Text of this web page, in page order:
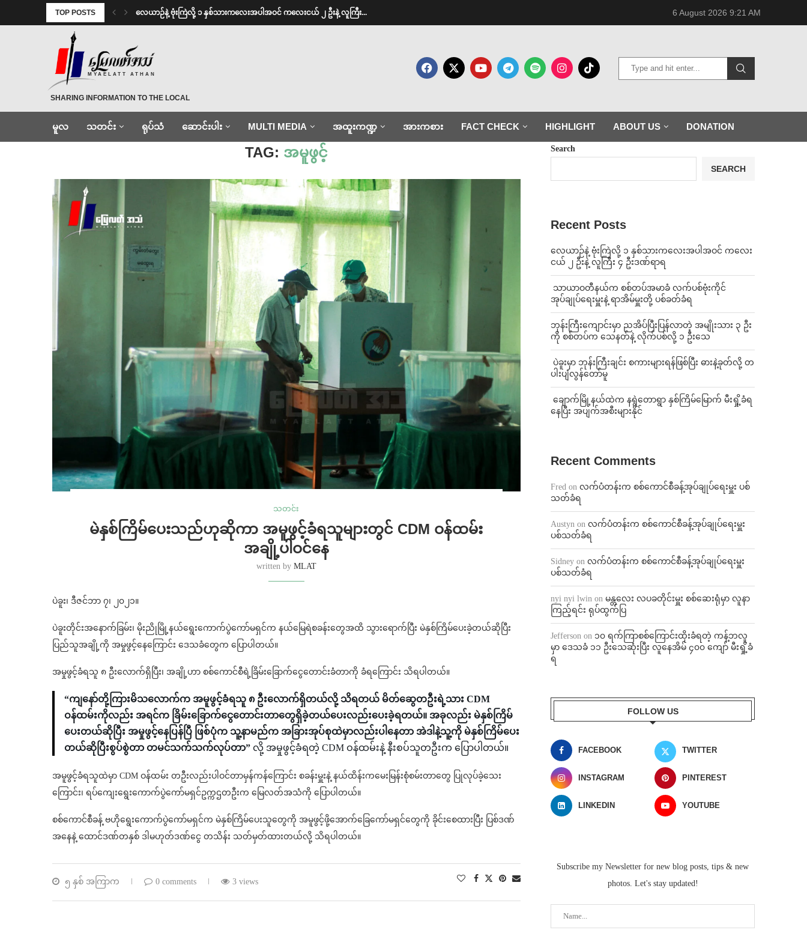
TOP POSTS ⁨လေယာဉ်နဲ့ ဗုံးကြဲလို့ ၁ နှစ်သားကလေးအပါအဝင် ကလေးငယ် ၂ ဦးနဲ့ လူကြီး... 6 August 2026 9:21 AM
MYAELATT ATHAN
SHARING INFORMATION TO THE LOCAL
မူလ သတင်း ရုပ်သံ ဆောင်းပါး MULTI MEDIA အထူးကဏ္ဍ အားကစား FACT CHECK HIGHLIGHT ABOUT US DONATION
Home အမူဖွင့်
TAG: အမူဖွင့်
သတင်း
မဲနှစ်ကြိမ်ပေးသည်ဟုဆိုကာ အမူဖွင့်ခံရသူများတွင် CDM ဝန်ထမ်း
အချို့ပါဝင်နေ
written by MLAT
ပဲခူး၊ ဒီဇင်ဘာ ၇၊ ၂၀၂၁။
ပဲခူးတိုင်းအနောက်ခြမ်း၊ မိုးညိုမြို့နယ်ရွေးကောက်ပွဲကော်မရှင်က နယ်မြေရဲစခန်းတွေအထိ သွားရောက်ပြီး မဲနှစ်ကြိမ်ပေးခဲ့တယ်ဆိုပြီး
ပြည်သူအချို့ကို အမှုဖွင့်နေကြောင်း ဒေသခံတွေက ပြောပါတယ်။
အမှုဖွင့်ခံရသူ ၈ ဦးလောက်ရှိပြီး၊ အချို့ဟာ စစ်ကောင်စီရဲ့ခြိမ်းခြောက်ငွေတောင်းခံတာကို ခံရကြောင်း သိရပါတယ်။
“ကျနော်တို့ကြားမိသလောက်က အမူဖွင့်ခံရသူ ၈ ဦးလောက်ရှိတယ်လို့ သိရတယ် မိတ်ဆွေတဦးရဲ့သား CDM
ဝန်ထမ်းကိုလည်း အရင်က ခြိမ်းခြောက်ငွေတောင်းတာတွေရှိခဲ့တယ်ပေးလည်းပေးခဲ့ရတယ်။ အခုလည်း မဲနှစ်ကြိမ်
ပေးတယ်ဆိုပြီး အမှုဖွင့်နေပြန်ပြီ ဖြစ်ပုံက သူ့နာမည်က အခြားအုပ်စုထဲမှာလည်းပါနေတာ အဲဒါနဲ့သူ့ကို မဲနှစ်ကြိမ်ပေး
တယ်ဆိုပြီးစွပ်စွဲတာ တမင်သက်သက်လုပ်တာ” လို့ အမှုဖွင့်ခံရတဲ့ CDM ဝန်ထမ်းနဲ့ နီးစပ်သူတဦးက ပြောပါတယ်။
အမူဖွင့်ခံရသူထဲမှာ CDM ဝန်ထမ်း တဦးလည်းပါဝင်တာမှန်ကန်ကြောင်း စခန်းမှူးနဲ့ နယ်ထိန်းကမေးမြန်းစုံစမ်းတာတွေ ပြုလုပ်ခဲ့သေး
ကြောင်း၊ ရပ်ကျေးရွေးကောက်ပွဲကော်မရှင်ဥက္ကဌတဦးက မြေလတ်အသံကို ပြောပါတယ်။
စစ်ကောင်စီခန့် ဗဟိုရွေးကောက်ပွဲကော်မရှင်က မဲနှစ်ကြိမ်ပေးသူတွေကို အမူဖွင့်ဖို့အောက်ခြေကော်မရှင်တွေကို ခိုင်းစေထားပြီး ပြစ်ဒဏ်
အနေနဲ့ ထောင်ဒဏ်တနှစ် ဒါမဟုတ်ဒဏ်ငွေ တသိန်း သတ်မှတ်ထားတယ်လို့ သိရပါတယ်။
၅ နှစ် အကြာက 0 comments 3 views
Search
SEARCH
Recent Posts
⁨လေယာဉ်နဲ့ ဗုံးကြဲလို့ ၁ နှစ်သားကလေးအပါအဝင် ကလေး
ငယ် ၂ ဦးနဲ့ လူကြီး ၄ ဦးဒဏ်ရာရ
⁩ ⁨သာယာဝတီနယ်က စစ်တပ်အမာခံ လက်ပစ်ဗုံးကိုင်
အုပ်ချုပ်ရေးမှူးနဲ့ ရာအိမ်မှူးတို့ ပစ်ခတ်ခံရ
ဘုန်းကြီးကျောင်းမှာ ညအိပ်ပြီးပြန်လာတဲ့ အမျိုးသား ၃ ဦး
ကို စစ်တပ်က သေနတ်နဲ့ လိုက်ပစ်လို့ ၁ ဦးသေ
⁩ ⁨ပဲခူးမှာ ဘုန်းကြီးချင်း စကားများရန်ဖြစ်ပြီး ဓားနဲ့ခုတ်လို့ တ
ပါးပျံလွန်တော်မူ
⁩ ⁨ချောက်မြို့နယ်ထဲက နရွဲတောရွာ နှစ်ကြိမ်မြောက် မီးရှို့ခံရ
နေပြီး အပျက်အစီးများနိုင်
Recent Comments
Fred on လက်ပံတန်းက စစ်ကောင်စီခန့်အုပ်ချုပ်ရေးမှူး ပစ်
သတ်ခံရ
Austyn on လက်ပံတန်းက စစ်ကောင်စီခန့်အုပ်ချုပ်ရေးမှူး
ပစ်သတ်ခံရ
Sidney on လက်ပံတန်းက စစ်ကောင်စီခန့်အုပ်ချုပ်ရေးမှူး
ပစ်သတ်ခံရ
nyi nyi lwin on မန္တလေး လပခတိုင်းမှူး စစ်ဆေးရုံမှာ လူနာ
ကြည့်ရင်း ရုပ်ထွက်ပြ
Jefferson on ၁၀ ရက်ကြာစစ်ကြောင်းထိုးခံရတဲ့ ကန့်ဘလူ
မှာ ဒေသခံ ၁၁ ဦးသေဆုံးပြီး လူနေအိမ် ၄၀၀ ကျော် မီးရှို့ခံ
ရ
FOLLOW US
FACEBOOK TWITTER
INSTAGRAM PINTEREST
LINKEDIN YOUTUBE
Subscribe my Newsletter for new blog posts, tips & new
photos. Let's stay updated!